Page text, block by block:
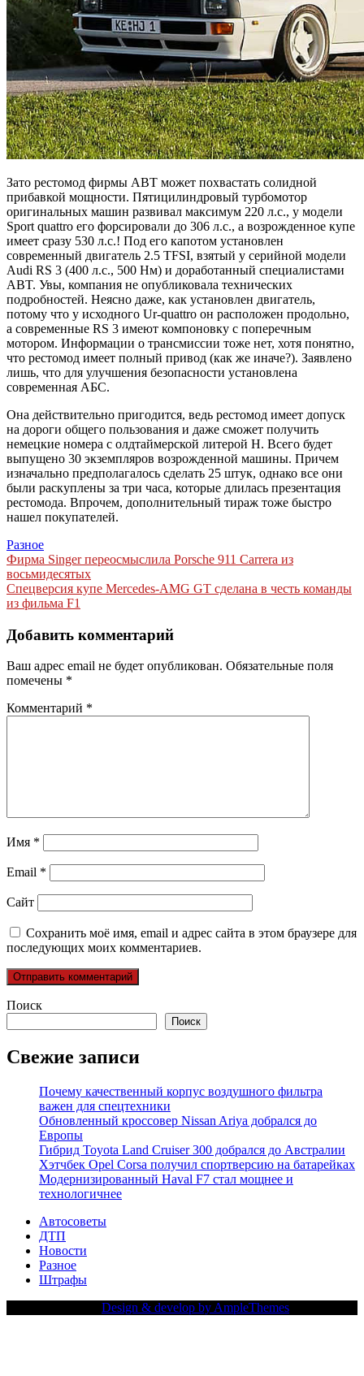
Зато рестомод фирмы ABT может похвастать солидной
прибавкой мощности. Пятицилиндровый турбомотор
оригинальных машин развивал максимум 220 л.с., у модели
Sport quattro его форсировали до 306 л.с., а возрожденное купе
имеет сразу 530 л.с.! Под его капотом установлен
современный двигатель 2.5 TFSI, взятый у серийной модели
Audi RS 3 (400 л.с., 500 Нм) и доработанный специалистами
ABT. Увы, компания не опубликовала технических
подробностей. Неясно даже, как установлен двигатель,
потому что у исходного Ur-quattro он расположен продольно,
а современные RS 3 имеют компоновку с поперечным
мотором. Информации о трансмиссии тоже нет, хотя понятно,
что рестомод имеет полный привод (как же иначе?). Заявлено
лишь, что для улучшения безопасности установлена
современная АБС.
Она действительно пригодится, ведь рестомод имеет допуск
на дороги общего пользования и даже сможет получить
немецкие номера с олдтаймерской литерой H. Всего будет
выпущено 30 экземпляров возрожденной машины. Причем
изначально предполагалось сделать 25 штук, однако все они
были раскуплены за три часа, которые длилась презентация
рестомода. Впрочем, дополнительный тираж тоже быстро
нашел покупателей.
Разное
Навигация
по
записям
Фирма Singer переосмыслила Porsche 911 Carrera из
восьмидесятых
Спецверсия купе Mercedes-AMG GT сделана в честь команды
из фильма F1
Добавить комментарий
Ваш адрес email не будет опубликован. Обязательные поля
помечены *
Комментарий *
Имя *
Email *
Сайт
Сохранить моё имя, email и адрес сайта в этом браузере для
последующих моих комментариев.
Поиск
Поиск
Свежие записи
Почему качественный корпус воздушного фильтра
важен для спецтехники
Обновленный кроссовер Nissan Ariya добрался до
Европы
Гибрид Toyota Land Cruiser 300 добрался до Австралии
Хэтчбек Opel Corsa получил спортверсию на батарейках
Модернизированный Haval F7 стал мощнее и
технологичнее
Автосоветы
ДТП
Новости
Разное
Штрафы
Design & develop by AmpleThemes